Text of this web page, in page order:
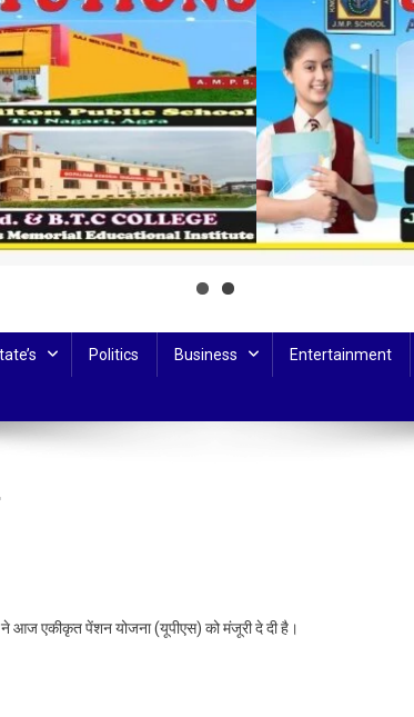
Politics Business Entertainment
ने आज एकीकृत पेंशन योजना (यूपीएस) को मंजूरी दे दी है।